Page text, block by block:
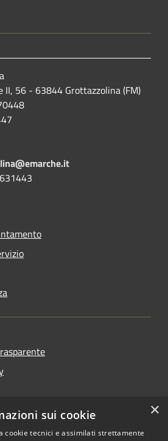
II, 56 - 63844 Grottazzolina (FM)
×
sui cookie
cookie tecnici e assimilati strettamente